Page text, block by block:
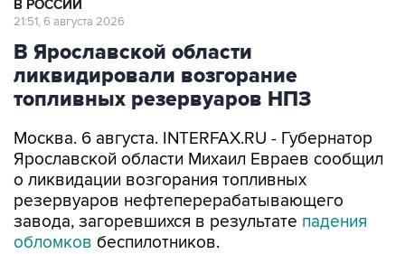
В РОССИИ
21:51, 6 августа 2026
В Ярославской области
ликвидировали возгорание
топливных резервуаров НПЗ
Москва. 6 августа. INTERFAX.RU - Губернатор
Ярославской области Михаил Евраев сообщил
о ликвидации возгорания топливных
резервуаров нефтеперерабатывающего
завода, загоревшихся в результате падения
обломков беспилотников.